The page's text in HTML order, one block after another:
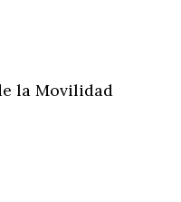
la Movilidad